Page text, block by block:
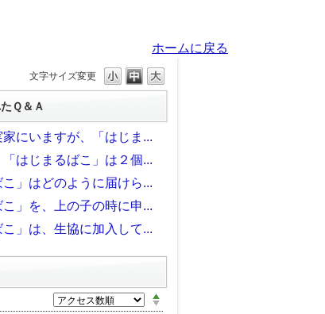
ホームに戻る
文字サイズ変更
Ｑ＆Ａ
にいますが、「はじま...
はじまるばこ」は２個...
こ」はどのように届けら...
こ」を、上の子の時に申...
こ」は、生協に加入して...